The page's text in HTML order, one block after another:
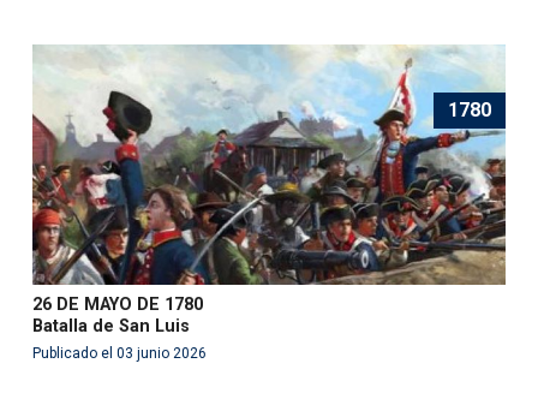
1780
26 DE MAYO DE 1780
Batalla de San Luis
Publicado el 03 junio 2026